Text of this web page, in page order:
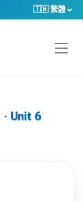
🇹🇼 繁體
· Unit 6